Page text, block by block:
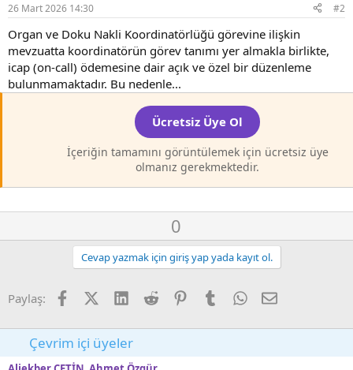
26 Mart 2026 14:30 #2
Organ ve Doku Nakli Koordinatörlüğü görevine ilişkin
mevzuatta koordinatörün görev tanımı yer almakla birlikte,
icap (on-call) ödemesine dair açık ve özel bir düzenleme
bulunmamaktadır. Bu nedenle...
Ücretsiz Üye Ol
İçeriğin tamamını görüntülemek için ücretsiz üye
olmanız gerekmektedir.
O
y
l
a
0
o
w
n
v
o
t
Cevap yazmak için giriş yap yada kayıt ol.
Paylaş: FacebookX (Twitter)
LinkedIn
Reddit PinterestTumblrWhatsApp
E-posta
Çevrim içi üyeler